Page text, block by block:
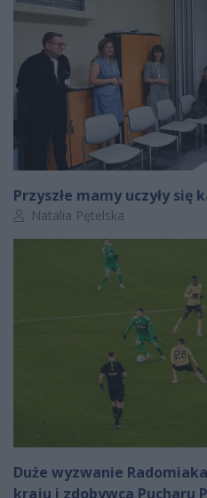
Przyszłe mamy uczyły się
Autor artykułu:
Natalia Pętelska
Duże wyzwanie
kraju i zdobywca Pucharu